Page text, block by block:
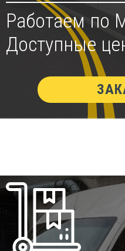
Работаем по
Доступные